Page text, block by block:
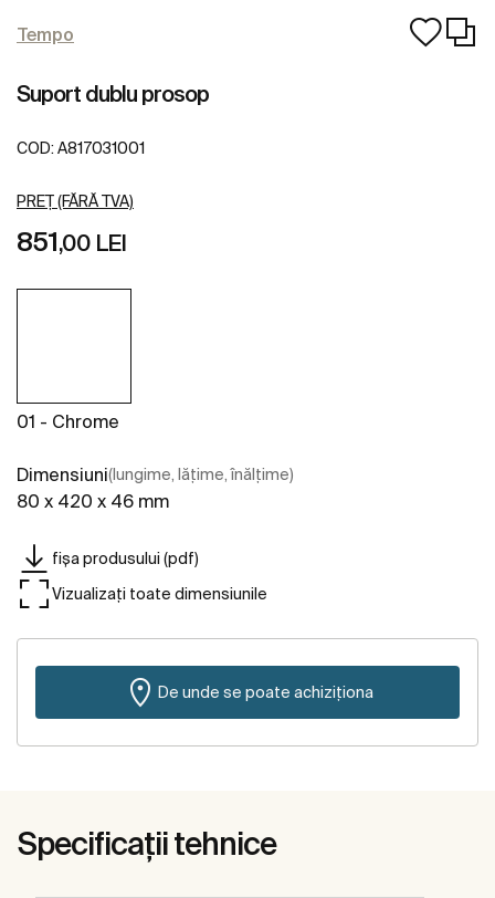
Tempo
Suport dublu prosop
COD: A817031001
PREȚ (FĂRĂ TVA)
851,00 LEI
01 - Chrome
Dimensiuni(lungime, lățime, înălțime)
80 x 420 x 46 mm
fișa produsului (pdf)
Vizualizați toate dimensiunile
De unde se poate achiziționa
Specificații tehnice